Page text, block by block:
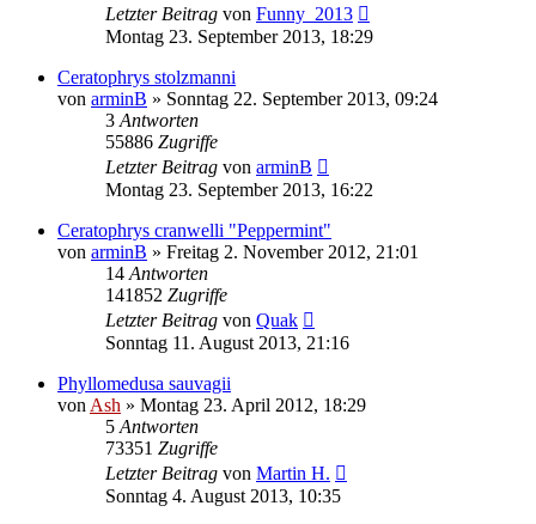
Letzter Beitrag von Funny_2013
Montag 23. September 2013, 18:29
Ceratophrys stolzmanni
von arminB » Sonntag 22. September 2013, 09:24
3 Antworten
55886 Zugriffe
Letzter Beitrag von arminB
Montag 23. September 2013, 16:22
Ceratophrys cranwelli "Peppermint"
von arminB » Freitag 2. November 2012, 21:01
14 Antworten
141852 Zugriffe
Letzter Beitrag von Quak
Sonntag 11. August 2013, 21:16
Phyllomedusa sauvagii
von Ash » Montag 23. April 2012, 18:29
5 Antworten
73351 Zugriffe
Letzter Beitrag von Martin H.
Sonntag 4. August 2013, 10:35